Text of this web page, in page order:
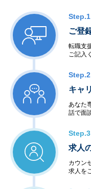
Step.1
ご登
転職支
ご記入
Step.2
キャ
あなた
話で面
Step.3
求人
カウン
求人を